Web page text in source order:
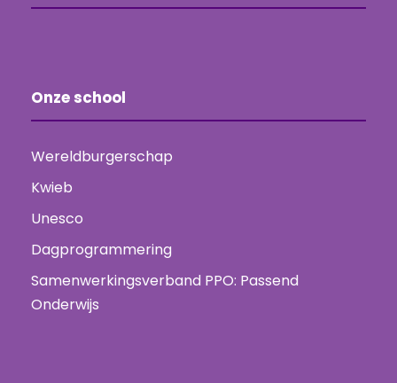
Onze school
Wereldburgerschap
Kwieb
Unesco
Dagprogrammering
Samenwerkingsverband PPO: Passend
Onderwijs